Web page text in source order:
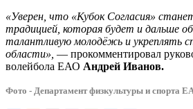
«Уверен, что «Кубок Согласия»
традицией, которая будет и дальше
талантливую молодёжь и укреплять
области», — прокомментировал
волейбола ЕАО Андрей Иванов.
Фото - Департамент физкультуры и спорта